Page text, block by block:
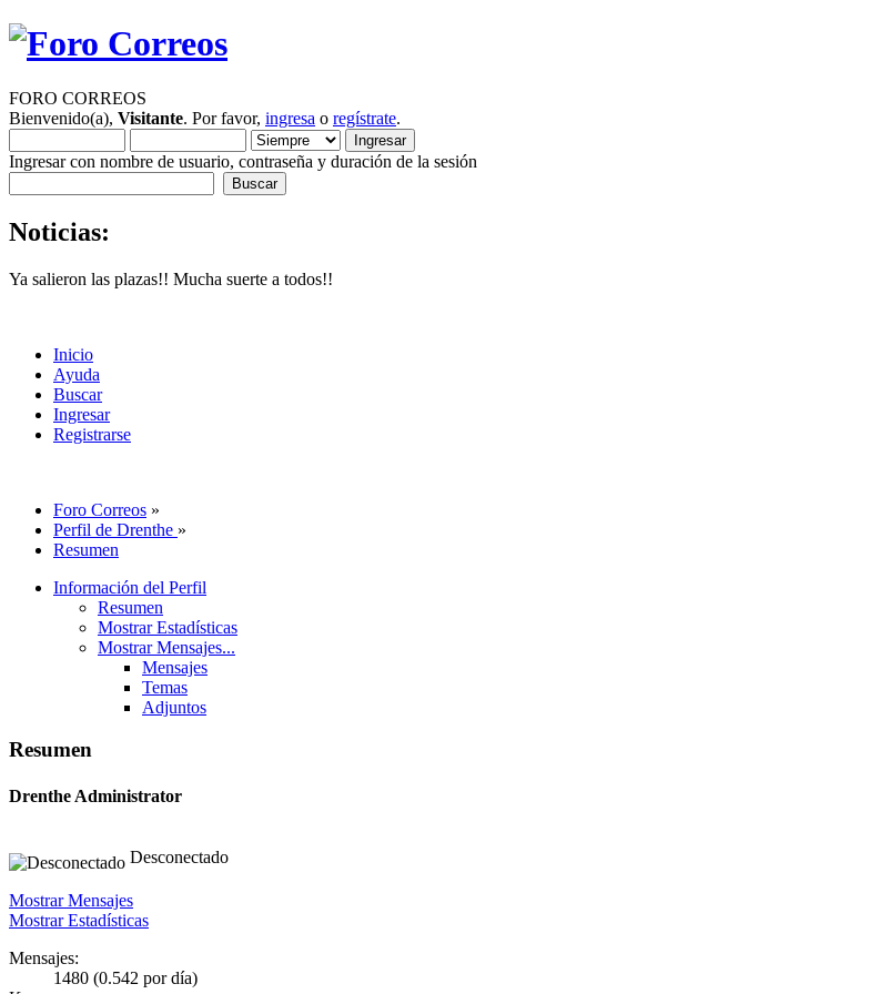
FORO CORREOS
Bienvenido(a), Visitante. Por favor, ingresa o regístrate.
Ingresar con nombre de usuario, contraseña y duración de la sesión
Noticias:
Ya salieron las plazas!! Mucha suerte a todos!!
Inicio
Ayuda
Buscar
Ingresar
Registrarse
Foro Correos »
Perfil de Drenthe »
Resumen
Información del Perfil
Resumen
Mostrar Estadísticas
Mostrar Mensajes...
Mensajes
Temas
Adjuntos
Resumen
Drenthe Administrator
Desconectado
Mostrar Mensajes
Mostrar Estadísticas
Mensajes:
1480 (0.542 por día)